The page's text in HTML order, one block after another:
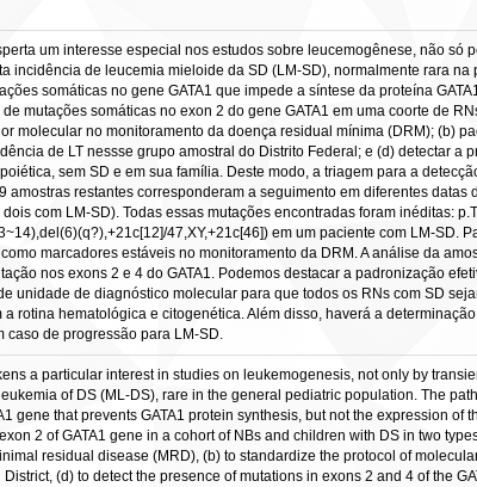
um interesse especial nos estudos sobre leucemogênese, não só
incidência de leucemia mieloide da SD (LM-SD), normalmente rara
somáticas no gene GATA1 que impede a síntese da proteína
mutações somáticas no exon 2 do gene GATA1 em uma coorte de
molecular no monitoramento da doença residual mínima (DRM); (b)
de LT nessse grupo amostral do Distrito Federal; e (d) detectar a
sem SD e em sua família. Deste modo, a triagem para a
restantes corresponderam a seguimento em diferentes datas
com LM-SD). Todas essas mutações encontradas foram inéditas:
47,XY,+21c[46]) em um paciente com LM-SD.
marcadores estáveis no monitoramento da DRM. A análise da
nos exons 2 e 4 do GATA1. Podemos destacar a padronização
unidade de diagnóstico molecular para que todos os RNs com SD
rotina hematológica e citogenética. Além disso, haverá a
caso de progressão para LM-SD.
a particular interest in studies on leukemogenesis, not only by
of DS (ML-DS), rare in the general pediatric population. The
gene that prevents GATA1 protein synthesis, but not the expression of
2 of GATA1 gene in a cohort of NBs and children with DS in two
residual disease (MRD), (b) to standardize the protocol of
(d) to detect the presence of mutations in exons 2 and 4 of the